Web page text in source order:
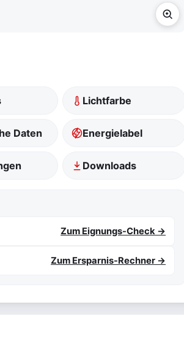
Lichtfarbe
Daten Energielabel
Downloads
Zum Eignungs-Check →
Zum Ersparnis-Rechner →